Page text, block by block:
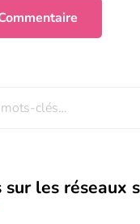
sur les réseaux